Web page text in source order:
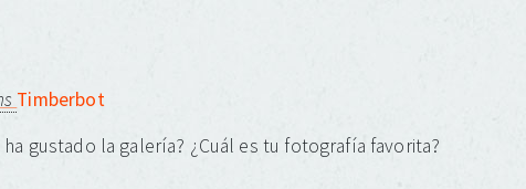
Timberbot
ha gustado la galería? ¿Cuál es tu fotografía favorita?